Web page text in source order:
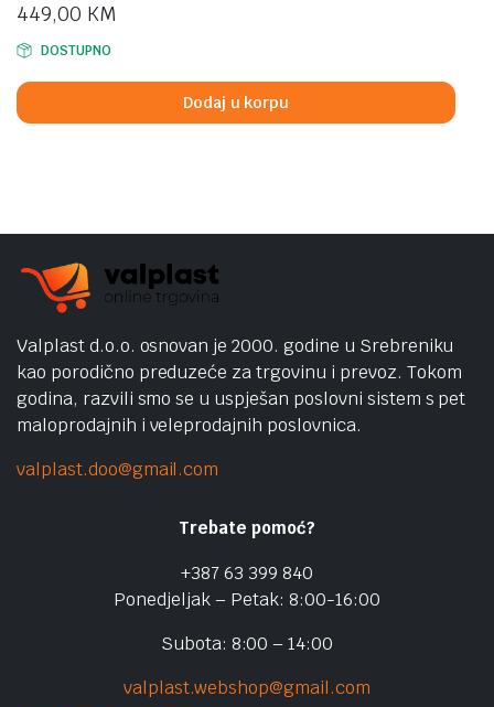
449,00 KM
DOSTUPNO
Dodaj u korpu
Valplast d.o.o. osnovan je 2000. godine u Srebreniku
kao porodično preduzeće za trgovinu i prevoz. Tokom
godina, razvili smo se u uspješan poslovni sistem s pet
maloprodajnih i veleprodajnih poslovnica.
valplast.doo@gmail.com
Trebate pomoć?
+387 63 399 840
Ponedjeljak – Petak: 8:00-16:00
Subota: 8:00 – 14:00
valplast.webshop@gmail.com